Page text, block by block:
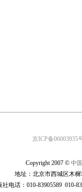
京ICP备06003935
Copyright 2007 © 中
地址：北京市西城区木
社电话：010-83905589 010-